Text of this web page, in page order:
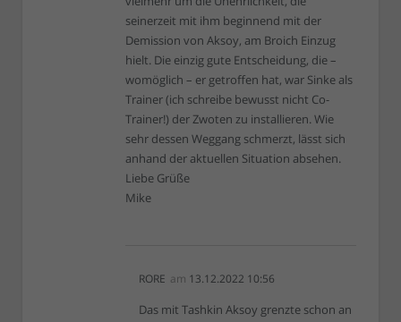
seinerzeit mit ihm beginnend mit der
Demission von Aksoy, am Broich Einzug
hielt. Die einzig gute Entscheidung, die –
womöglich – er getroffen hat, war Sinke als
Trainer (ich schreibe bewusst nicht Co-
Trainer!) der Zwoten zu installieren. Wie
sehr dessen Weggang schmerzt, lässt sich
anhand der aktuellen Situation absehen.
Liebe Grüße
Mike
RORE am 13.12.2022 10:56
Das mit Tashkin Aksoy grenzte schon an